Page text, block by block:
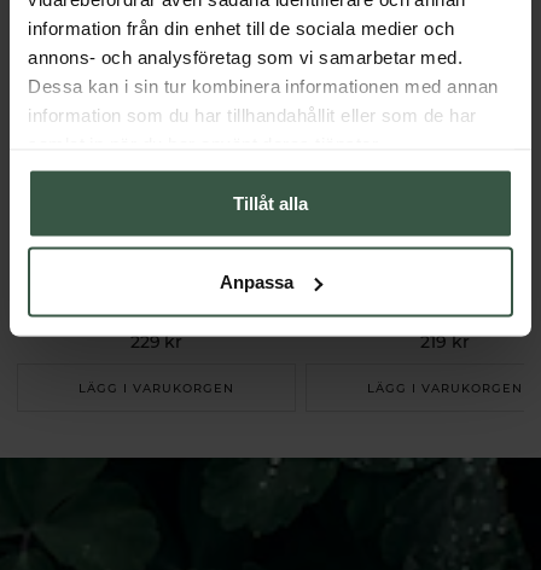
information från din enhet till de sociala medier och
annons- och analysföretag som vi samarbetar med.
Dessa kan i sin tur kombinera informationen med annan
information som du har tillhandahållit eller som de har
Tillåt alla
Anpassa
Dafi
229 kr
LÄGG I VARUKORGEN
Bambusa
219 kr
LÄGG I VARUKORGEN